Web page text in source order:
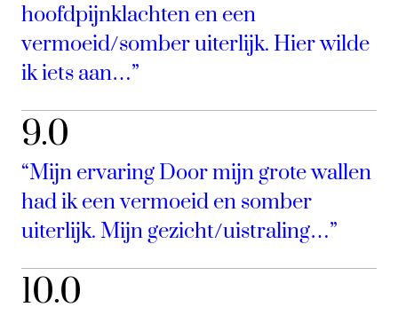
hoofdpijnklachten en een
vermoeid/somber uiterlijk. Hier wilde
ik iets aan…”
9.0
“Mijn ervaring Door mijn grote wallen
had ik een vermoeid en somber
uiterlijk. Mijn gezicht/uistraling…”
10.0